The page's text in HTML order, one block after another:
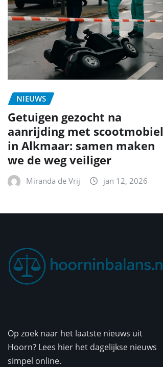
NIEUWS
Getuigen gezocht na
aanrijding met scootmobiel
in Alkmaar: samen maken
we de weg veiliger
Miranda de Vrij jan 12, 2026
Op zoek naar het laatste nieuws uit
Hoorn? Lees hier het dagelijkse nieuws
simpel online.